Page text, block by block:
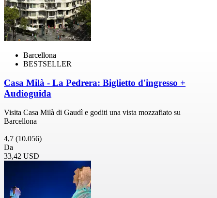
Barcellona
BESTSELLER
Casa Milà - La Pedrera: Biglietto d'ingresso +
Audioguida
Visita Casa Milà di Gaudì e goditi una vista mozzafiato su
Barcellona
4,7 (10.056)
Da
33,42 USD